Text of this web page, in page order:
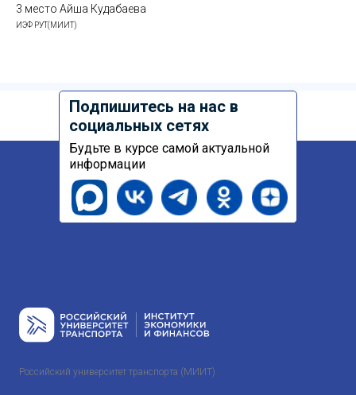
3 место Айша Кудабаева
ИЭФ РУТ(МИИТ)
Подпишитесь на нас в
социальных сетях
Будьте в курсе самой актуальной
информации
Российский университет транспорта (МИИТ)